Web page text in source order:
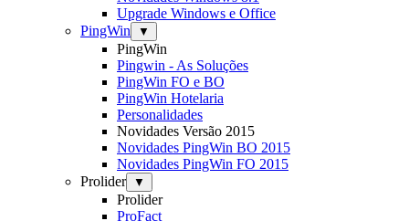
Upgrade Windows e Office
PingWin
▼
PingWin
Pingwin - As Soluções
PingWin FO e BO
PingWin Hotelaria
Personalidades
Novidades Versão 2015
Novidades PingWin BO 2015
Novidades PingWin FO 2015
Prolider
▼
Prolider
ProFact